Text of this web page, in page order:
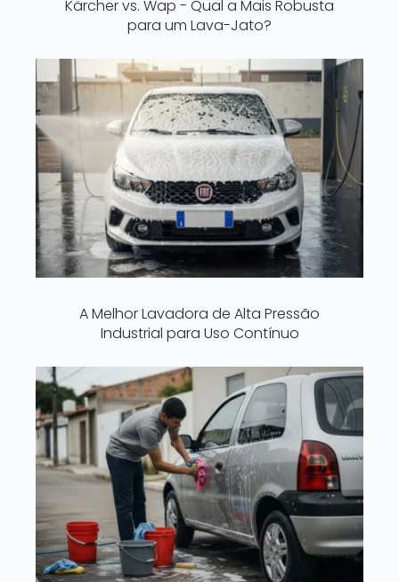
Kärcher vs. Wap - Qual a Mais Robusta
para um Lava-Jato?
A Melhor Lavadora de Alta Pressão
Industrial para Uso Contínuo